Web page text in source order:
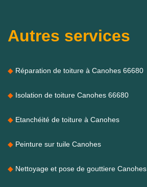
Autres services
Réparation de toiture à Canohes 66680
Isolation de toiture Canohes 66680
Etanchéité de toiture à Canohes
Peinture sur tuile Canohes
Nettoyage et pose de gouttiere Canohes